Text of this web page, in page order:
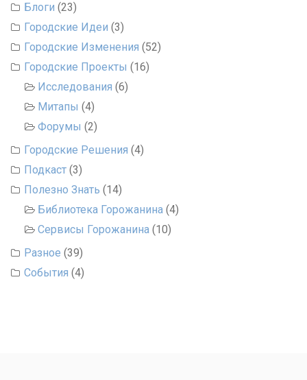
Блоги (23)
Городские Идеи (3)
Городские Изменения (52)
Городские Проекты (16)
Исследования (6)
Митапы (4)
Форумы (2)
Городские Решения (4)
Подкаст (3)
Полезно Знать (14)
Библиотека Горожанина (4)
Сервисы Горожанина (10)
Разное (39)
События (4)